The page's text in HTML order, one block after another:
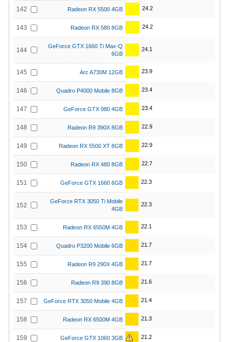
142 Radeon RX 5500 4GB 24.2
143 Radeon RX 580 8GB 24.2
144
GeForce GTX 1660 Ti Max-Q
6GB
24.1
145 Arc A730M 12GB 23.9
146 Quadro P4000 Mobile 8GB 23.4
147 GeForce GTX 980 4GB 23.4
148 Radeon R9 390X 8GB 22.9
149 Radeon RX 5500 XT 8GB 22.9
150 Radeon RX 480 8GB 22.7
151 GeForce GTX 1660 6GB 22.3
152
GeForce RTX 3050 Ti Mobile
4GB
22.3
153 Radeon RX 6550M 4GB 22.1
154 Quadro P3200 Mobile 6GB 21.7
155 Radeon R9 290X 4GB 21.7
156 Radeon R9 390 8GB 21.6
157 GeForce RTX 3050 Mobile 4GB 21.4
158 Radeon RX 6500M 4GB 21.3
159 GeForce GTX 1060 3GB 21.2